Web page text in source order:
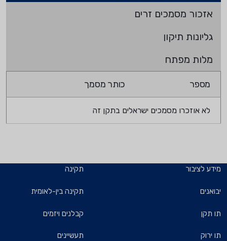
אזכור מסמכים זרים
גליונות תיקון
מלות מפתח
מספר כותר מסמך
לא אוזכרו מסמכים ישראלים בתקן זה
מידע לציבור
יבואנים
תו תקן
תו ירוק
תקינה
תקינה בין-לאומית
קבלנים ויזמים
תעשיינים